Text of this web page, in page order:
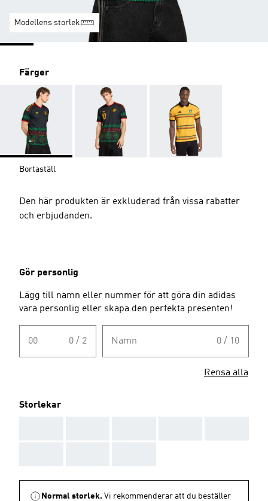
Modellens storlek
Färger
Bortaställ
Den här produkten är exkluderad från vissa rabatter
och erbjudanden.
Gör personlig
Lägg till namn eller nummer för att göra din adidas
vara personlig eller skapa den perfekta presenten!
00 0 / 2 Namn 0 / 10
Rensa alla
Storlekar
Normal storlek. Vi rekommenderar att du beställer